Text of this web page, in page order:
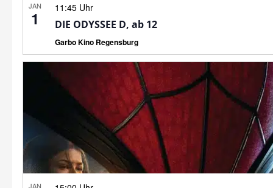
JAN
1
11:45 Uhr
DIE ODYSSEE D, ab 12
Garbo Kino Regensburg
JAN